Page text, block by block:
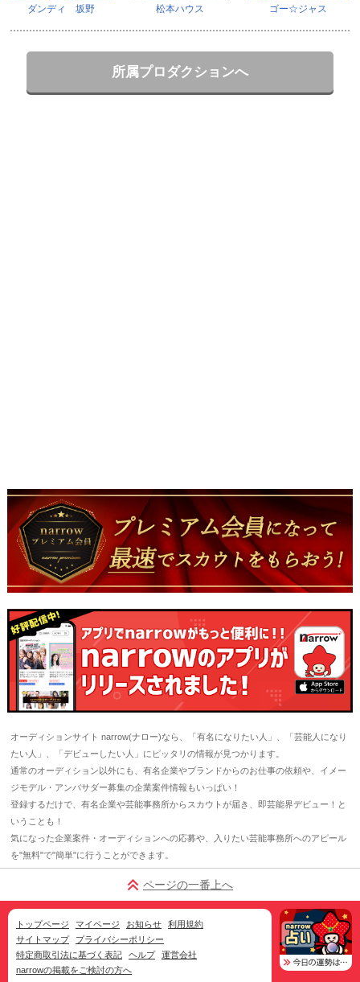
ダンディ 坂野 松本ハウス ゴー☆ジャス
所属プロダクションへ
オーディションサイト narrow(ナロー)なら、「有名になりたい人」、「芸能人になり
たい人」、「デビューしたい人」にピッタリの情報が見つかります。
通常のオーディション以外にも、有名企業やブランドからのお仕事の依頼や、イメー
ジモデル・アンバサダー募集の企業案件情報もいっぱい！
登録するだけで、有名企業や芸能事務所からスカウトが届き、即芸能界デビュー！と
いうことも！
気になった企業案件・オーディションへの応募や、入りたい芸能事務所へのアピール
を"無料"で"簡単"に行うことができます。
ページの一番上へ
トップページ マイページ お知らせ
利用規約
サイトマップ
プライバシーポリシー
特定商取引法に基づく表記
ヘルプ
運営会社
narrowの掲載をご検討の方へ